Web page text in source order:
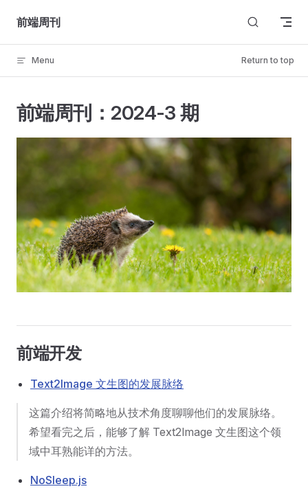
Skip to content
前端周刊
Menu Return to top
前端周刊：2024-3 期
前端开发
Text2Image 文生图的发展脉络
这篇介绍将简略地从技术角度聊聊他们的发展脉络。
希望看完之后，能够了解 Text2Image 文生图这个领
域中耳熟能详的方法。
NoSleep.js